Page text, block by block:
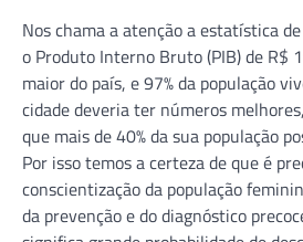
Nos chama a atenção a estatística
o Produto Interno Bruto (PIB) de R$
maior do país, e 97% da população
cidade deveria ter números
que mais de 40% da sua população
Por isso temos a certeza de que é
conscientização da população
da prevenção e do diagnóstico